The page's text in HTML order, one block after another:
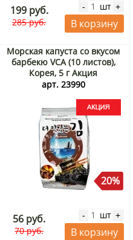
199 руб.
285 руб.
- шт +
В корзину
Морская капуста со вкусом
барбекю VCA (10 листов),
Корея, 5 г Акция
арт. 23990
20%
56 руб.
70 руб.
- шт +
В корзину